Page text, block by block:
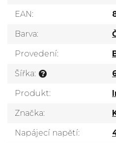
EAN:
Barva:
Provedení:
?
Šířka:
Produkt:
Značka:
Napájecí napětí: